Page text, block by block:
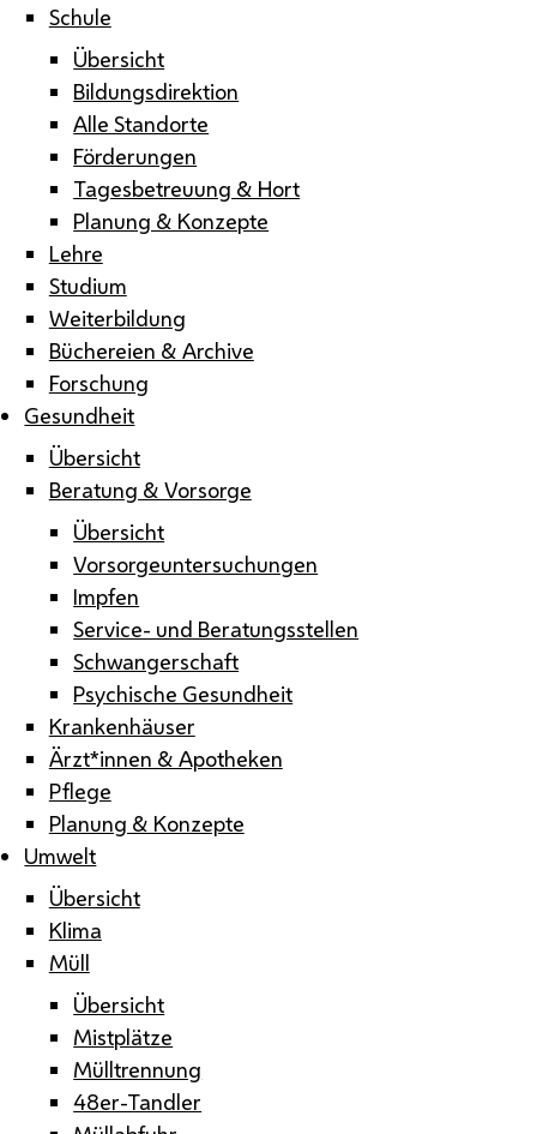
Schule
Übersicht
Bildungsdirektion
Alle Standorte
Förderungen
Tagesbetreuung & Hort
Planung & Konzepte
Lehre
Studium
Weiterbildung
Büchereien & Archive
Forschung
Gesundheit
Übersicht
Beratung & Vorsorge
Übersicht
Vorsorgeuntersuchungen
Impfen
Service- und Beratungsstellen
Schwangerschaft
Psychische Gesundheit
Krankenhäuser
Ärzt*innen & Apotheken
Pflege
Planung & Konzepte
Umwelt
Übersicht
Klima
Müll
Übersicht
Mistplätze
Mülltrennung
48er-Tandler